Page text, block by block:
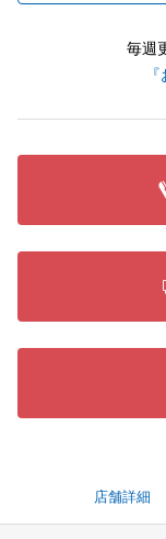
毎週
店舗詳細